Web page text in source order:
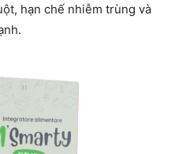
hạn chế nhiễm trùng và